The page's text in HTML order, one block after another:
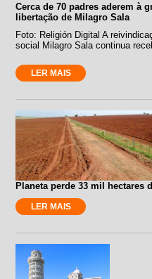
Cerca de 70 padres aderem à
libertação de Milagro Sala
Foto: Religión Digital A
social Milagro Sala continua
LER MAIS
Planeta perde 33 mil hectares
LER MAIS